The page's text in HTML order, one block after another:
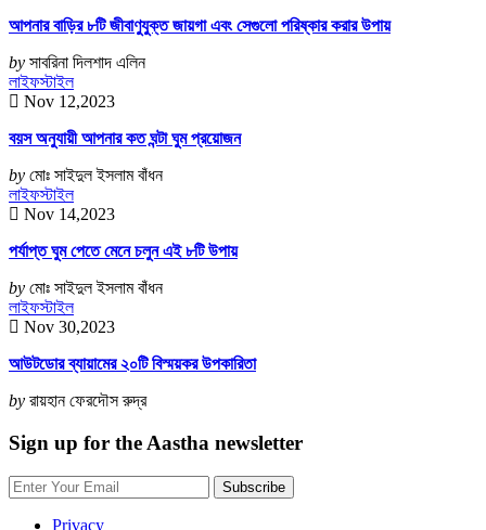
আপনার বাড়ির ৮টি জীবাণুযুক্ত জায়গা এবং সেগুলো পরিষ্কার করার উপায়
by সাবরিনা দিলশাদ এলিন
লাইফস্টাইল
Nov 12,2023
বয়স অনুযায়ী আপনার কত ঘন্টা ঘুম প্রয়োজন
by মোঃ সাইদুল ইসলাম বাঁধন
লাইফস্টাইল
Nov 14,2023
পর্যাপ্ত ঘুম পেতে মেনে চলুন এই ৮টি উপায়
by মোঃ সাইদুল ইসলাম বাঁধন
লাইফস্টাইল
Nov 30,2023
আউটডোর ব্যায়ামের ২০টি বিস্ময়কর উপকারিতা
by রায়হান ফেরদৌস রুদ্র
Sign up for the Aastha newsletter
Privacy